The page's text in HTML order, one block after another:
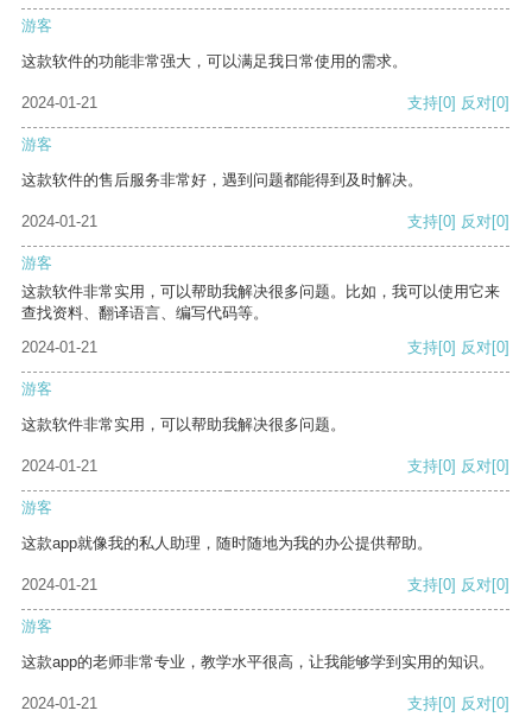
游客
这款软件的功能非常强大，可以满足我日常使用的需求。
2024-01-21 支持[0] 反对[0]
游客
这款软件的售后服务非常好，遇到问题都能得到及时解决。
2024-01-21 支持[0] 反对[0]
游客
这款软件非常实用，可以帮助我解决很多问题。比如，我可以使用它来
查找资料、翻译语言、编写代码等。
2024-01-21
支持[0] 反对[0]
游客
这款软件非常实用，可以帮助我解决很多问题。
2024-01-21 支持[0] 反对[0]
游客
这款app就像我的私人助理，随时随地为我的办公提供帮助。
2024-01-21 支持[0] 反对[0]
游客
这款app的老师非常专业，教学水平很高，让我能够学到实用的知识。
2024-01-21 支持[0] 反对[0]